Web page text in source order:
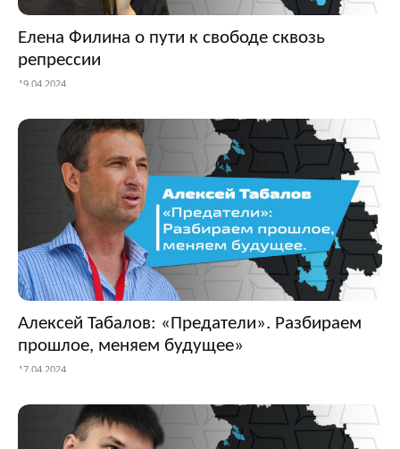
Елена Филина о пути к свободе сквозь
репрессии
19.04.2024
Алексей Табалов: «Предатели». Разбираем
прошлое, меняем будущее»
17.04.2024